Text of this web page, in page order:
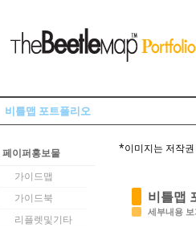
비틀맵 포트폴리오
페이퍼홍보물
가이드맵
가이드북
리플렛및기타
*이미지는 저작
비틀맵
세부내용
케치북5
치북5